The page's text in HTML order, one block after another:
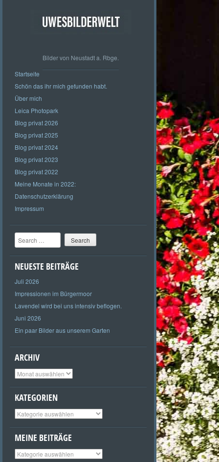
Bilder von Neustadt a. Rbge.
Startseite
Schön das ihr mich gefunden habt.
Über mich
Leica Photopark
Blog privat 2026
Blog privat 2025
Blog privat 2024
Blog privat 2023
Blog privat 2022
Meine Monate in 2022:
Datenschutzerklärung
Impressum
Search
NEUESTE BEITRÄGE
Juli 2026
Impressionen im Bürgermoor
Lavendel wird bei uns intensiv beflogen.
Juni 2026
Ein paar Bilder aus unserem Garten
ARCHIV
Archiv
KATEGORIEN
Kategorien
MEINE BEITRÄGE
Meine
Beiträge